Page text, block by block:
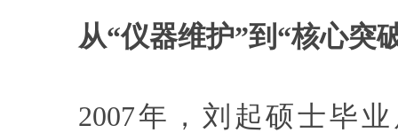
从“仪器维护”到“核心突
2007年，刘起硕士毕